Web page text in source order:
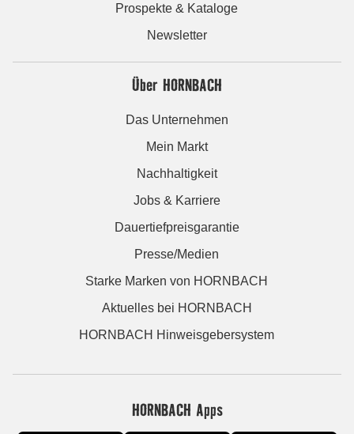
Prospekte & Kataloge
Newsletter
Über HORNBACH
Das Unternehmen
Mein Markt
Nachhaltigkeit
Jobs & Karriere
Dauertiefpreisgarantie
Presse/Medien
Starke Marken von HORNBACH
Aktuelles bei HORNBACH
HORNBACH Hinweisgebersystem
HORNBACH Apps